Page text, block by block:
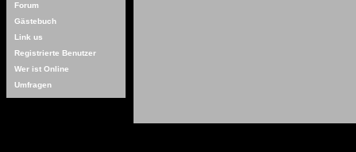
Forum
Gästebuch
Link us
Registrierte Benutzer
Wer ist Online
Umfragen